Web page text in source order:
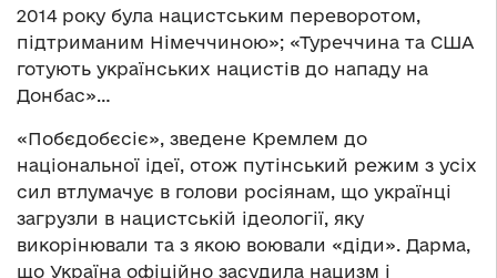
2014 року була нацистським переворотом,
підтриманим Німеччиною»; «Туреччина та США
готують українських нацистів до нападу на
Донбас»…
«Побєдобєсіє», зведене Кремлем до
національної ідеї, отож путінський режим з усіх
сил втлумачує в голови росіянам, що українці
загрузли в нацистській ідеології, яку
викорінювали та з якою воювали «діди». Дарма,
що Україна офіційно засудила нацизм і